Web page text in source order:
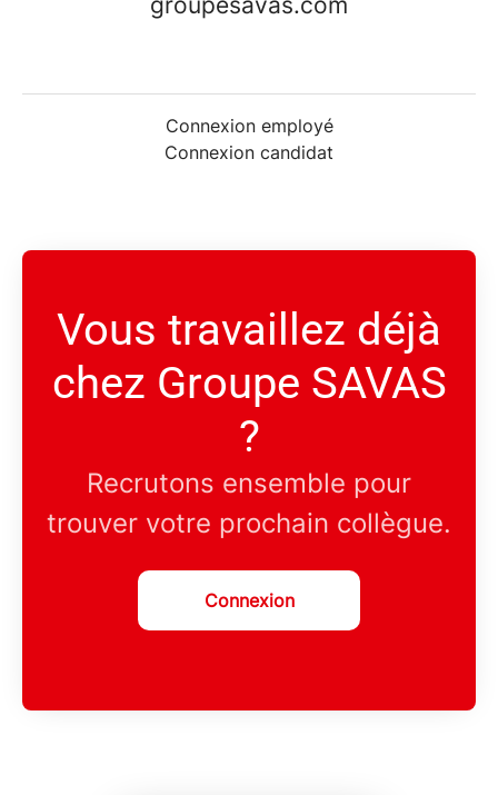
Connexion employé
Connexion candidat
Vous travaillez déjà
chez Groupe SAVAS
?
Recrutons ensemble pour
trouver votre prochain collègue.
Connexion